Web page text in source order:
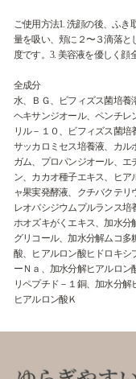
ご使用方法1. 洗顔の後、ふ
量を吸い、頬に２〜３滴落と
度です。3. 美容液を優しく顔
全成分
水、ＢＧ、ビフィズス菌培養
ヘキサンジオール、ペンチレ
リル－１０、ビフィズス菌培
サッカロミセス培養液、カル
ガム、プロパンジオール、エ
ン、カカオ種子エキス、ヒ
ャ果実発酵液、クチバクテ
レオバシジウムプルランス培
ホオズキがくエキス、加水
グリコール、加水分解ムコ
酸、ヒアルロン酸ヒドロキシ
ーＮａ、加水分解ヒアルロン
リペプチド－１銅、加水分解
ヒアルロン酸Ｋ